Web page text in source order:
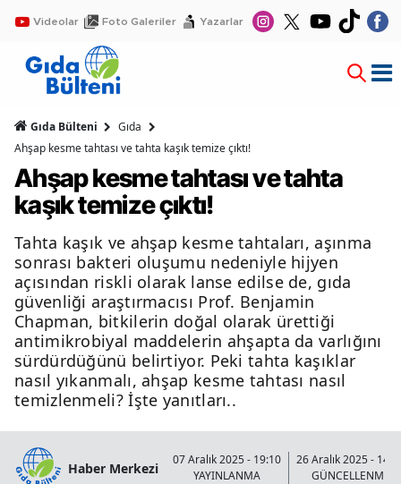
Videolar Foto Galeriler Yazarlar
Gıda Bülteni
Gıda
Ahşap kesme tahtası ve tahta kaşık temize çıktı!
Ahşap kesme tahtası ve tahta
kaşık temize çıktı!
Tahta kaşık ve ahşap kesme tahtaları, aşınma
sonrası bakteri oluşumu nedeniyle hijyen
açısından riskli olarak lanse edilse de, gıda
güvenliği araştırmacısı Prof. Benjamin
Chapman, bitkilerin doğal olarak ürettiği
antimikrobiyal maddelerin ahşapta da varlığını
sürdürdüğünü belirtiyor. Peki tahta kaşıklar
nasıl yıkanmalı, ahşap kesme tahtası nasıl
temizlenmeli? İşte yanıtları..
Haber Merkezi
07 Aralık 2025 - 19:10
YAYINLANMA
26 Aralık 2025 -
GÜNCELLENME